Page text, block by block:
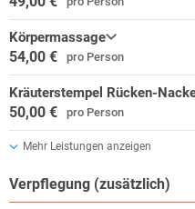
Körpermassage
54,00 € pro Person
Kräuterstempel Rücken-
50,00 € pro Person
Mehr Leistungen anzeigen
Verpflegung (zusätzlich)